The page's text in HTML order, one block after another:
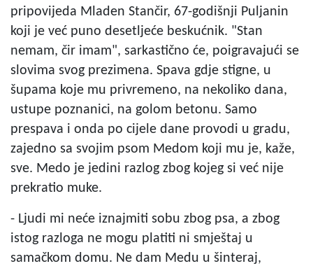
pripovijeda Mladen Stančir, 67-godišnji Puljanin
koji je već puno desetljeće beskućnik. "Stan
nemam, čir imam", sarkastično će, poigravajući se
slovima svog prezimena. Spava gdje stigne, u
šupama koje mu privremeno, na nekoliko dana,
ustupe poznanici, na golom betonu. Samo
prespava i onda po cijele dane provodi u gradu,
zajedno sa svojim psom Medom koji mu je, kaže,
sve. Medo je jedini razlog zbog kojeg si već nije
prekratio muke.
- Ljudi mi neće iznajmiti sobu zbog psa, a zbog
istog razloga ne mogu platiti ni smještaj u
samačkom domu. Ne dam Medu u šinteraj,